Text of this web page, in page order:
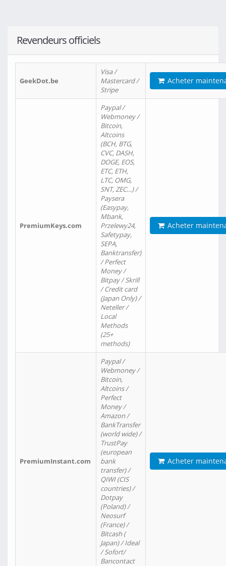
Revendeurs officiels
GeekDot.be
Visa /
Mastercard /
Stripe
Acheter
PremiumKeys.com
Paypal /
Webmoney /
Bitcoin,
Altcoins
(BCH, BTG,
CVC, DASH,
DOGE, EOS,
ETC, ETH,
LTC, OMG,
SNT, ZEC…) /
Paysera
(Easypay,
Mbank,
Przelewy24,
Safetypay,
SEPA,
Banktransfer)
/ Perfect
Money /
Bitpay / Skrill
/ Credit card
(Japan Only) /
Neteller /
Local
Methods
(25+
methods)
Acheter
PremiumInstant.com
Paypal /
Webmoney /
Bitcoin,
Altcoins /
Perfect
Money /
Amazon /
BankTransfer
(world wide) /
TrustPay
(european
bank
transfer) /
QIWI (CIS
countries) /
Dotpay
(Poland) /
Neosurf
(France) /
Bitcash (
Japan) / Ideal
/ Sofort/
Bancontact
Acheter